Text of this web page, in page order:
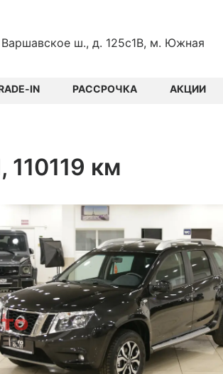
Варшавское ш., д. 125с1В, м. Южная
IN РАССРОЧКА АКЦИИ
км